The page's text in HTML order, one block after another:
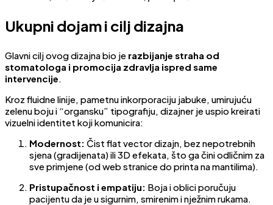
Ukupni dojam i cilj dizajna
Glavni cilj ovog dizajna bio je razbijanje straha od
stomatologa i promocija zdravlja ispred same
intervencije.
Kroz fluidne linije, pametnu inkorporaciju jabuke, umirujuću
zelenu boju i “organsku” tipografiju, dizajner je uspio kreirati
vizuelni identitet koji komunicira:
Modernost: Čist flat vector dizajn, bez nepotrebnih
sjena (gradijenata) ili 3D efekata, što ga čini odličnim za
sve primjene (od web stranice do printa na mantilima).
Pristupačnost i empatiju: Boja i oblici poručuju
pacijentu da je u sigurnim, smirenim i nježnim rukama.